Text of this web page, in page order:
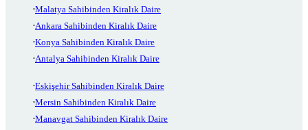
Malatya Sahibinden Kiralık Daire
Ankara Sahibinden Kiralık Daire
Konya Sahibinden Kiralık Daire
Antalya Sahibinden Kiralık Daire
Eskişehir Sahibinden Kiralık Daire
Mersin Sahibinden Kiralık Daire
Manavgat Sahibinden Kiralık Daire